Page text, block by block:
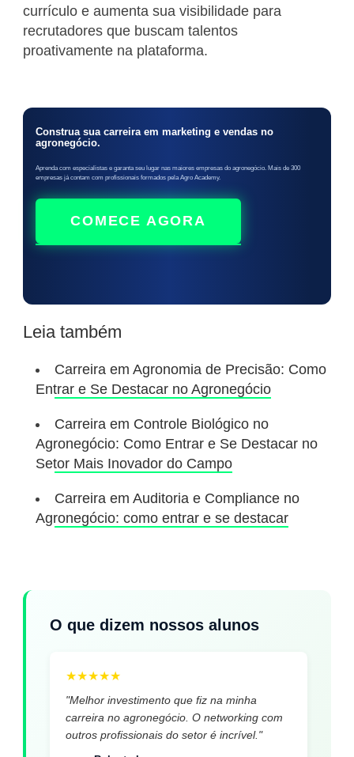
currículo e aumenta sua visibilidade para
recrutadores que buscam talentos
proativamente na plataforma.
Construa sua carreira em marketing e vendas no
agronegócio.
Aprenda com especialistas e garanta seu lugar nas maiores empresas do agronegócio. Mais de 300
empresas já contam com profissionais formados pela Agro Academy.
COMECE AGORA
Leia também
Carreira em Agronomia de Precisão: Como
Entrar e Se Destacar no Agronegócio
Carreira em Controle Biológico no
Agronegócio: Como Entrar e Se Destacar no
Setor Mais Inovador do Campo
Carreira em Auditoria e Compliance no
Agronegócio: como entrar e se destacar
O que dizem nossos alunos
★★★★★
"Melhor investimento que fiz na minha
carreira no agronegócio. O networking com
outros profissionais do setor é incrível."